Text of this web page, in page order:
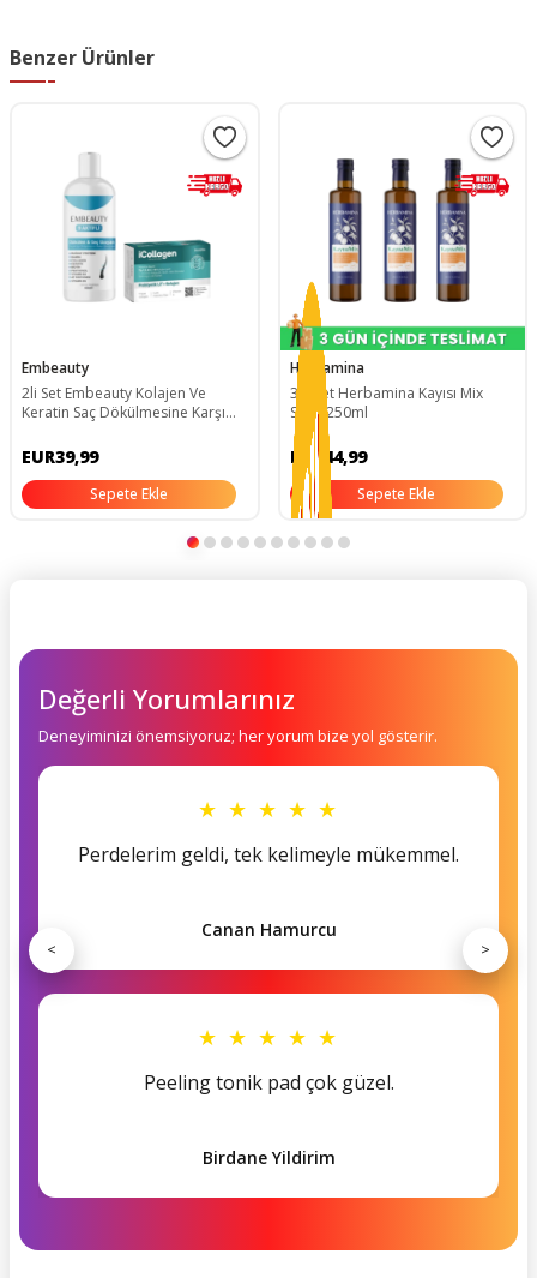
Benzer Ürünler
Embeauty
2li Set Embeauty Kolajen Ve
Keratin Saç Dökülmesine Karşı
Onarıcı Besleyici
Şampuan&icollagen Kolajen Ve
Probiyotik Tablet
EUR39,99
Sepete Ekle
Herbamina
3lü Set Herbamina Kayısı Mix
Sirke 250ml
EUR44,99
Sepete Ekle
Değerli Yorumlarınız
Deneyiminizi önemsiyoruz; her yorum bize yol gösterir.
★ ★ ★ ★ ★
Perdelerim geldi, tek kelimeyle mükemmel.
Canan Hamurcu
★ ★ ★ ★ ★
Peeling tonik pad çok güzel.
Birdane Yildirim
< >